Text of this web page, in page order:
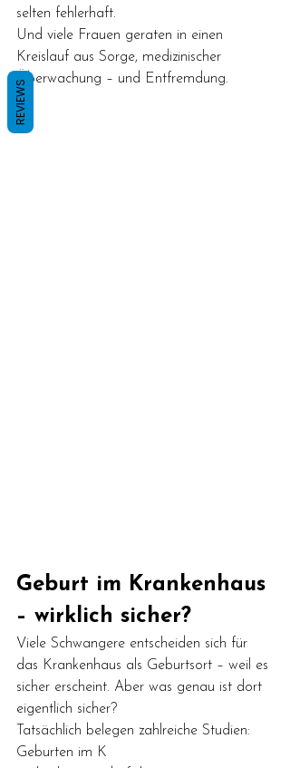
selten fehlerhaft.
Und viele Frauen geraten in einen
Kreislauf aus Sorge, medizinischer
Überwachung – und Entfremdung.
Geburt im Krankenhaus
– wirklich sicher?
Viele Schwangere entscheiden sich für
das Krankenhaus als Geburtsort – weil es
sicher erscheint. Aber was genau ist dort
eigentlich sicher?
Tatsächlich belegen zahlreiche Studien:
Geburten im K
REVIEWS